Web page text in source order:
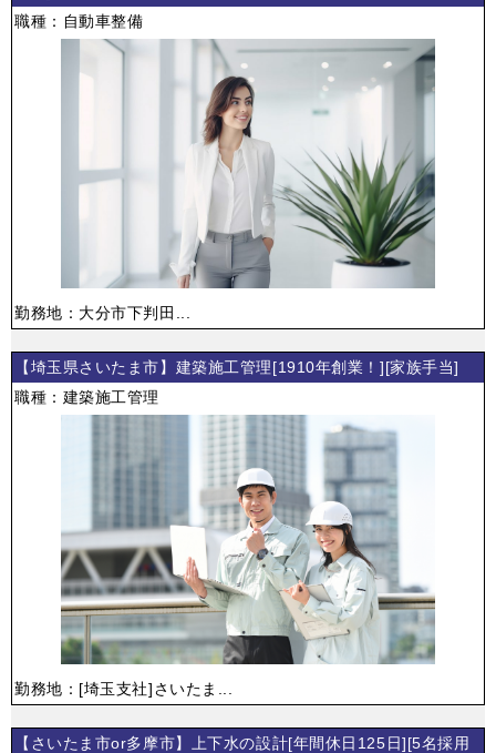
職種：自動車整備
勤務地：大分市下判田...
【埼玉県さいたま市】建築施工管理[1910年創業！][家族手当]
職種：建築施工管理
勤務地：[埼玉支社]さいたま...
【さいたま市or多摩市】上下水の設計[年間休日125日][5名採用